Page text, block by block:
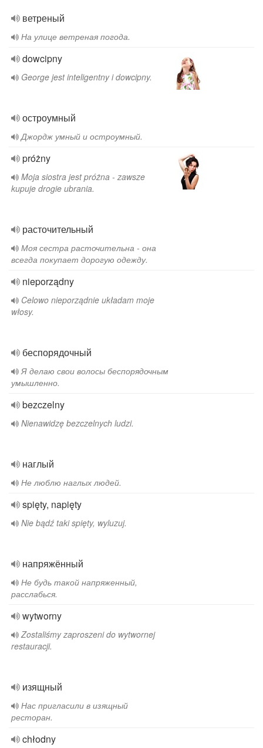
ветреный
На улице ветреная погода.
dowcipny
George jest inteligentny i dowcipny.
остроумный
Джордж умный и остроумный.
próżny
Moja siostra jest próżna - zawsze
kupuje drogie ubrania.
расточительный
Моя сестра расточительна - она ​​
всегда покупает дорогую одежду.
nieporządny
Celowo nieporządnie układam moje
włosy.
беспорядочный
Я делаю свои волосы беспорядочным
умышленно.
bezczelny
Nienawidzę bezczelnych ludzi.
наглый
Не люблю наглых людей.
spięty, napięty
Nie bądź taki spięty, wyluzuj.
напряжённый
Не будь такой напряженный,
расслабься.
wytworny
Zostaliśmy zaproszeni do wytwornej
restauracji.
изящный
Нас пригласили в изящный
ресторан.
chłodny